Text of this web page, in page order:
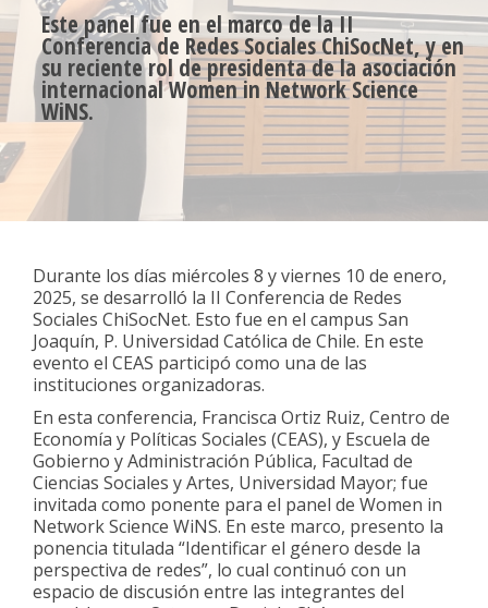
Este panel fue en el marco de la II
Conferencia de Redes Sociales ChiSocNet, y en
su reciente rol de presidenta de la asociación
internacional Women in Network Science
WiNS.
Durante los días miércoles 8 y viernes 10 de enero,
2025, se desarrolló la II Conferencia de Redes
Sociales ChiSocNet. Esto fue en el campus San
Joaquín, P. Universidad Católica de Chile. En este
evento el CEAS participó como una de las
instituciones organizadoras.
En esta conferencia, Francisca Ortiz Ruiz, Centro de
Economía y Políticas Sociales (CEAS), y Escuela de
Gobierno y Administración Pública, Facultad de
Ciencias Sociales y Artes, Universidad Mayor; fue
invitada como ponente para el panel de Women in
Network Science WiNS. En este marco, presento la
ponencia titulada “Identificar el género desde la
perspectiva de redes”, lo cual continuó con un
espacio de discusión entre las integrantes del